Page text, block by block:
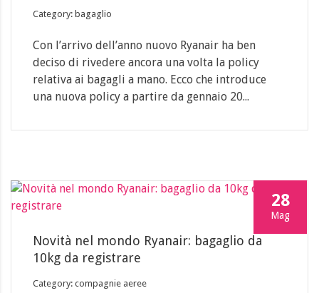
Category: bagaglio
Con l’arrivo dell’anno nuovo Ryanair ha ben
deciso di rivedere ancora una volta la policy
relativa ai bagagli a mano. Ecco che introduce
una nuova policy a partire da gennaio 20...
28
Mag
Novità nel mondo Ryanair: bagaglio da
10kg da registrare
Category: compagnie aeree